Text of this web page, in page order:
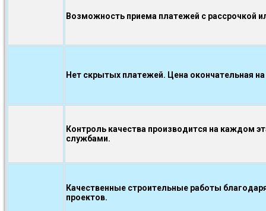
Возможность приема платежей с рассрочкой
Нет скрытых платежей. Цена окончательная
Контроль качества производится на каждом
службами.
Качественные строительные работы
проектов.